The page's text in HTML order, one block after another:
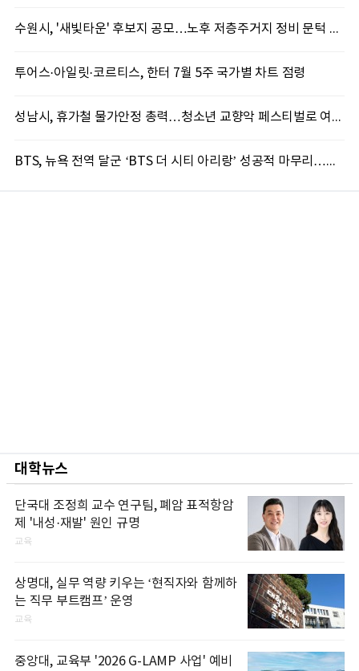
수원시, '새빛타운' 후보지 공모…노후 저층주거지 정비 문턱 낮췄다
투어스·아일릿·코르티스, 한터 7월 5주 국가별 차트 점령
성남시, 휴가철 물가안정 총력…청소년 교향악 페스티벌로 여름 문화도시 만든다
BTS, 뉴욕 전역 달군 ‘BTS 더 시티 아리랑’ 성공적 마무리…도시 전역서 호응
대학뉴스
단국대 조정희 교수 연구팀, 폐암 표적항암
제 '내성·재발' 원인 규명
교육
상명대, 실무 역량 키우는 ‘현직자와 함께하
는 직무 부트캠프’ 운영
교육
중앙대, 교육부 '2026 G-LAMP 사업' 예비